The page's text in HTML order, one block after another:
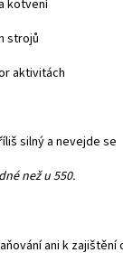
kotvení
strojů
aktivitách
silný a nevejde se
než u 550.
ani k zajištění